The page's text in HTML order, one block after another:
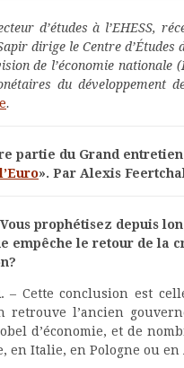
d’études à l’EHESS,
dirige le Centre
de l’économie nationale
du développement
.
partie du Grand
». Par Alexis
Vous prophétisez depuis
empêche le retour de la
. – Cette conclusion est
retrouve l’ancien
d’économie, et de
en Italie, en Pologne ou en